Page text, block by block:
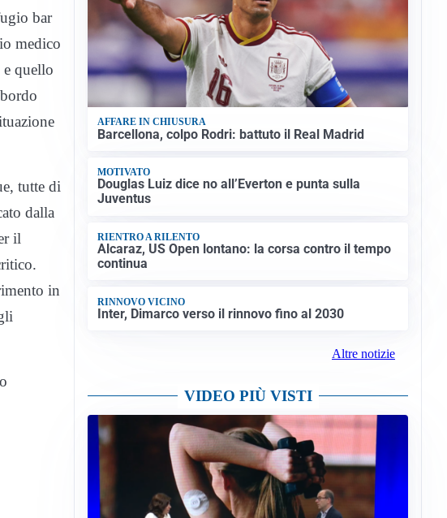
bar
medico
quello
tutte di
dalla
il
in
AFFARE IN CHIUSURA
Barcellona, colpo Rodri: battuto il Real Madrid
MOTIVATO
Douglas Luiz dice no all’Everton e punta sulla
Juventus
RIENTRO A RILENTO
Alcaraz, US Open lontano: la corsa contro il tempo
continua
RINNOVO VICINO
Inter, Dimarco verso il rinnovo fino al 2030
Altre notizie
VIDEO PIÙ VISTI